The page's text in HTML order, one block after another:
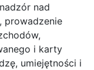
nad
prowadzenie
i karty
umiejętności i